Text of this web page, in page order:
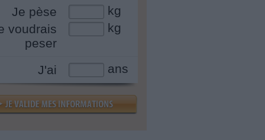
Je pèse
kg
voudrais
peser
kg
J'ai ans